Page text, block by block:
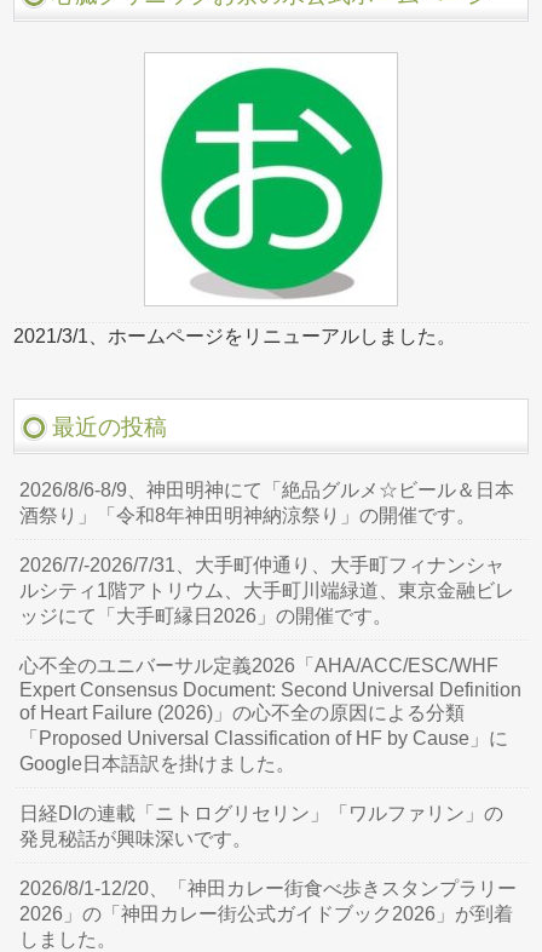
2021/3/1、ホームページをリニューアルしました。
最近の投稿
2026/8/6-8/9、神田明神にて「絶品グルメ☆ビール＆日本
酒祭り」「令和8年神田明神納涼祭り」の開催です。
2026/7/-2026/7/31、大手町仲通り、大手町フィナンシャ
ルシティ1階アトリウム、大手町川端緑道、東京金融ビレ
ッジにて「大手町縁日2026」の開催です。
心不全のユニバーサル定義2026「AHA/ACC/ESC/WHF
Expert Consensus Document: Second Universal Definition
of Heart Failure (2026)」の心不全の原因による分類
「Proposed Universal Classification of HF by Cause」に
Google日本語訳を掛けました。
日経DIの連載「ニトログリセリン」「ワルファリン」の
発見秘話が興味深いです。
2026/8/1-12/20、「神田カレー街食べ歩きスタンプラリー
2026」の「神田カレー街公式ガイドブック2026」が到着
しました。